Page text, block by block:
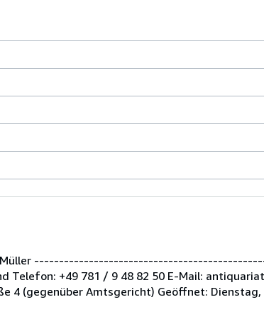
Müller
Telefon: +49 781 / 9 48 82 50 E-Mail:
4 (gegenüber Amtsgericht) Geöffnet: